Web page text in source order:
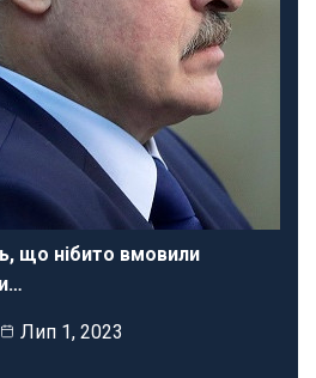
що нібито вмовили
Лип 1, 2023